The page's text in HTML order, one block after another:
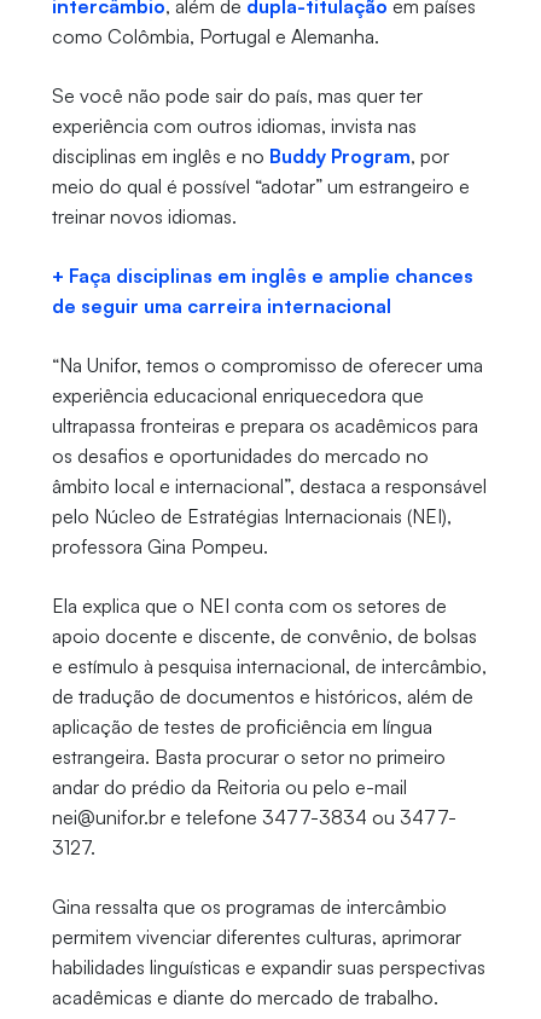
intercâmbio, além de dupla-titulação em países
como Colômbia, Portugal e Alemanha.
Se você não pode sair do país, mas quer ter
experiência com outros idiomas, invista nas
disciplinas em inglês e no Buddy Program, por
meio do qual é possível “adotar” um estrangeiro e
treinar novos idiomas.
+ Faça disciplinas em inglês e amplie chances
de seguir uma carreira internacional
“Na Unifor, temos o compromisso de oferecer uma
experiência educacional enriquecedora que
ultrapassa fronteiras e prepara os acadêmicos para
os desafios e oportunidades do mercado no
âmbito local e internacional”, destaca a responsável
pelo Núcleo de Estratégias Internacionais (NEI),
professora Gina Pompeu.
Ela explica que o NEI conta com os setores de
apoio docente e discente, de convênio, de bolsas
e estímulo à pesquisa internacional, de intercâmbio,
de tradução de documentos e históricos, além de
aplicação de testes de proficiência em língua
estrangeira. Basta procurar o setor no primeiro
andar do prédio da Reitoria ou pelo e-mail
nei@unifor.br e telefone 3477-3834 ou 3477-
3127.
Gina ressalta que os programas de intercâmbio
permitem vivenciar diferentes culturas, aprimorar
habilidades linguísticas e expandir suas perspectivas
acadêmicas e diante do mercado de trabalho.